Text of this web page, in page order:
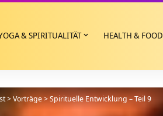
& SPIRITUALITÄT HEALTH & FOOD
>Vorträge>Spirituelle Entwicklung – Teil 9